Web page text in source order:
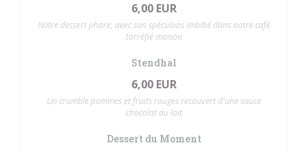
6,00 EUR
Notre dessert phare, avec son spéculoos imbibé dans notre café
torréfié maison
Stendhal
6,00 EUR
Un crumble pommes et fruits rouges recouvert d'une sauce
chocolat au lait
Dessert du Moment